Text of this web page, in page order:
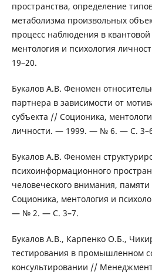
пространства, определение
метаболизма произвольных
процесс наблюдения в
ментология и психология
19–20.
Букалов А.В. Феномен
партнера в зависимости от
субъекта // Соционика,
личности. — 1999. — № 6. — С.
Букалов А.В. Феномен
психоинформационного
человеческого внимания,
Соционика, ментология и
— № 2. — С. 3–7.
Букалов А.В., Карпенко О.Б.,
тестирования в промышленном
консультировании //